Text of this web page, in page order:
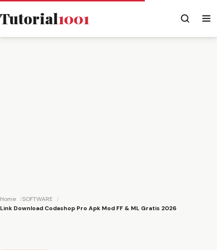
Tutorial1001
Home
SOFTWARE
Link Download Codashop Pro Apk Mod FF & ML Gratis 2026